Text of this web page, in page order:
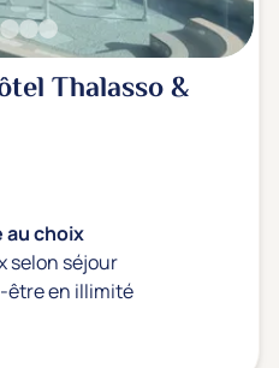
Thalasso &
au choix
selon séjour
être en illimité